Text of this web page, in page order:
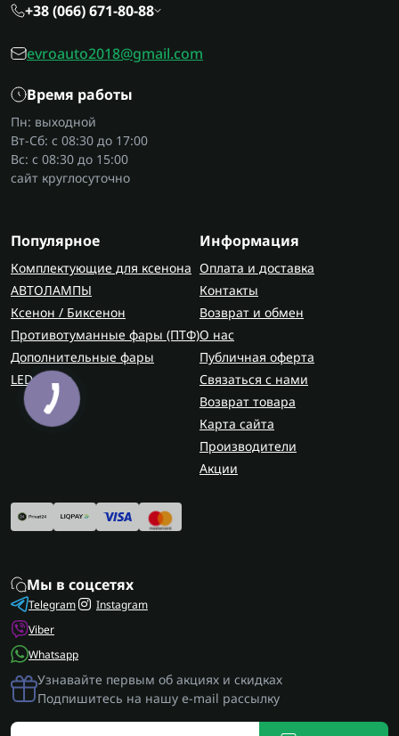
+38 (066) 671-80-88
evroauto2018@gmail.com
Время работы
Пн: выходной
Вт-Сб: с 08:30 до 17:00
Вс: с 08:30 до 15:00
сайт круглосуточно
Популярное
Комплектующие для ксенона
АВТОЛАМПЫ
Ксенон / Биксенон
Противотуманные фары (ПТФ)
Дополнительные фары
LED балки
Информация
Оплата и доставка
Контакты
Возврат и обмен
О нас
Публичная оферта
Связаться с нами
Возврат товара
Карта сайта
Производители
Акции
Мы в соцсетях
Telegram
Viber
Whatsapp
Instagram
Узнавайте первым об акциях и скидках
Подпишитесь на нашу e-mail рассылку